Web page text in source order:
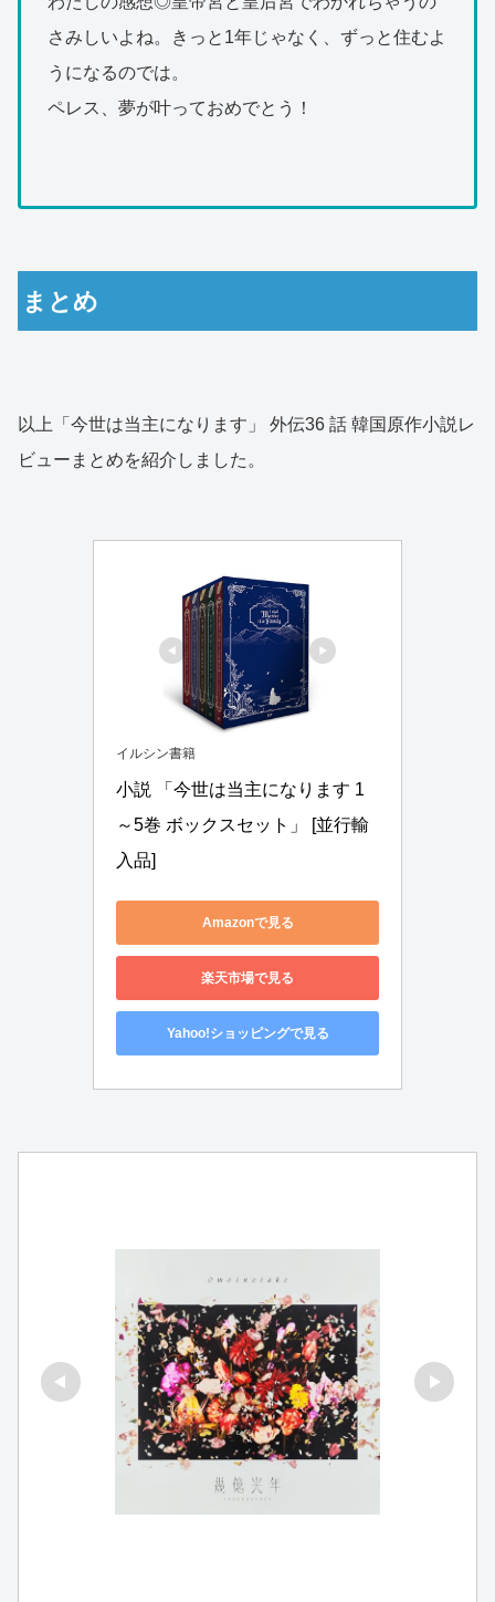
さみしいよね。きっと1年じゃなく、ずっと住むよ
うになるのでは。
ペレス、夢が叶っておめでとう！
まとめ
以上「今世は当主になります」 外伝36 話 韓国原作小説レ
ビューまとめを紹介しました。
イルシン書籍
小説 「今世は当主になります 1
～5巻 ボックスセット」 [並行輸
入品]
Amazonで見る
楽天市場で見る
Yahoo!ショッピングで見る